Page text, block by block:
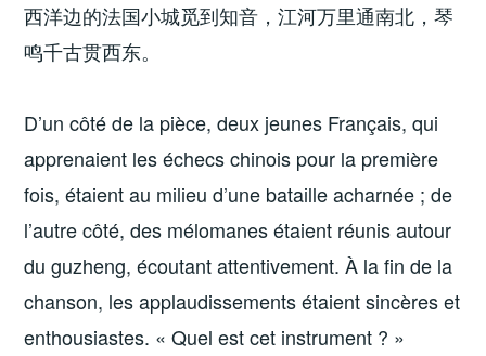
西洋边的法国小城觅到知音，江河万里通南北，琴
鸣千古贯西东。
D’un côté de la pièce, deux jeunes Français, qui
apprenaient les échecs chinois pour la première
fois, étaient au milieu d’une bataille acharnée ; de
l’autre côté, des mélomanes étaient réunis autour
du guzheng, écoutant attentivement. À la fin de la
chanson, les applaudissements étaient sincères et
enthousiastes. « Quel est cet instrument ? »